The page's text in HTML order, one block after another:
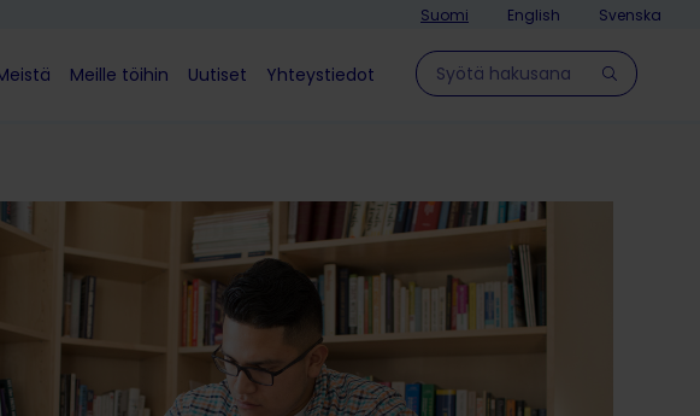
Suomi English Svenska
Meille töihin Uutiset
Yhteystiedot
Hae sivulla